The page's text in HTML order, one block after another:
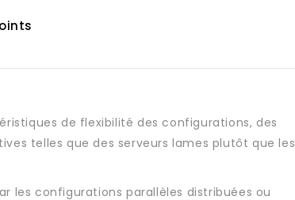
de flexibilité des configurations, des
telles que des serveurs lames plutôt que les
les configurations parallèles distribuées ou